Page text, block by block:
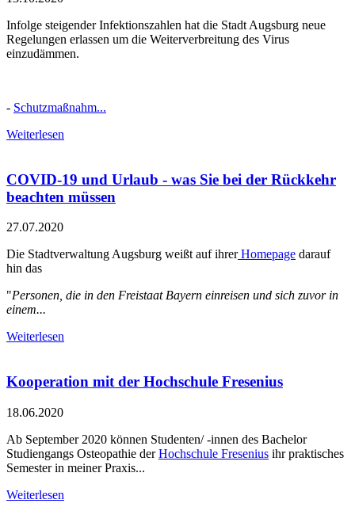
Infolge steigender Infektionszahlen hat die Stadt Augsburg neue
Regelungen erlassen um die Weiterverbreitung des Virus
einzudämmen.
- Schutzmaßnahm...
Weiterlesen
COVID-19 und Urlaub - was Sie bei der Rückkehr
beachten müssen
27.07.2020
Die Stadtverwaltung Augsburg weißt auf ihrerHomepage darauf
hin das
"Personen, die in den Freistaat Bayern einreisen und sich zuvor in
einem...
Weiterlesen
Kooperation mit der Hochschule Fresenius
18.06.2020
Ab September 2020 können Studenten/ -innen des Bachelor
Studiengangs Osteopathie derHochschule Fresenius ihr praktisches
Semester in meiner Praxis...
Weiterlesen